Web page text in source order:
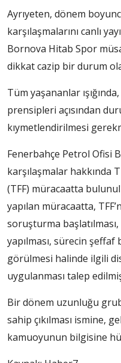
Ayrıyeten, dönem
karşılaşmalarını canlı
Bornova Hitab Spor
dikkat cazip bir durum
Tüm yaşananlar
prensipleri açısından
kıymetlendirilmesi
Fenerbahçe Petrol Ofisi
karşılaşmalar hakkında
(TFF) müracaatta
yapılan müracaatta,
soruşturma
yapılması, sürecin
görülmesi halinde ilgili
uygulanması talep
Bir dönem uzunluğu
sahip çıkılması ismine,
kamuoyunun bilgisine